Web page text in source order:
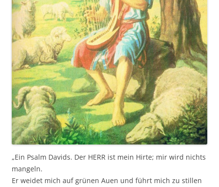
„Ein Psalm Davids. Der HERR ist mein Hirte; mir wird nichts
mangeln.
Er weidet mich auf grünen Auen und führt mich zu stillen